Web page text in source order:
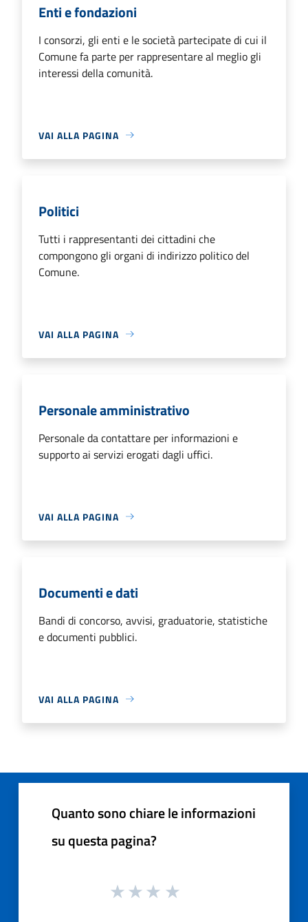
Enti e fondazioni
I consorzi, gli enti e le società partecipate di cui il
Comune fa parte per rappresentare al meglio gli
interessi della comunità.
VAI ALLA PAGINA
Politici
Tutti i rappresentanti dei cittadini che
compongono gli organi di indirizzo politico del
Comune.
VAI ALLA PAGINA
Personale amministrativo
Personale da contattare per informazioni e
supporto ai servizi erogati dagli uffici.
VAI ALLA PAGINA
Documenti e dati
Bandi di concorso, avvisi, graduatorie, statistiche
e documenti pubblici.
VAI ALLA PAGINA
Quanto sono chiare le informazioni
su questa pagina?